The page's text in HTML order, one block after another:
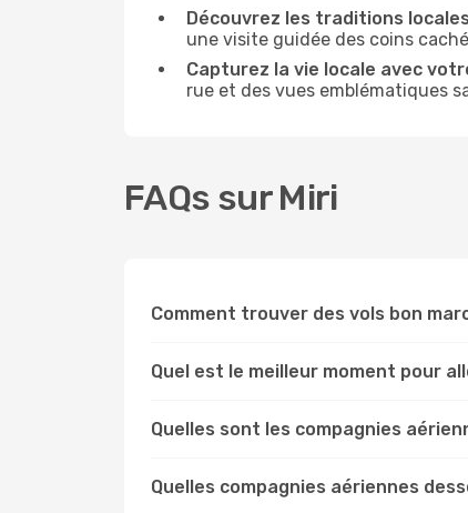
Découvrez les traditions
une visite guidée des coins
Capturez la vie locale avec
rue et des vues emblématiques
FAQs sur Miri
Comment trouver des vols bon
Quel est le meilleur moment pour
Quelles sont les compagnies
Quelles compagnies aériennes